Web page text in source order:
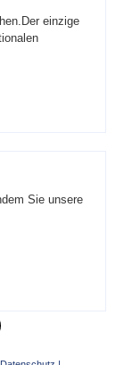
einzige
Sie unsere